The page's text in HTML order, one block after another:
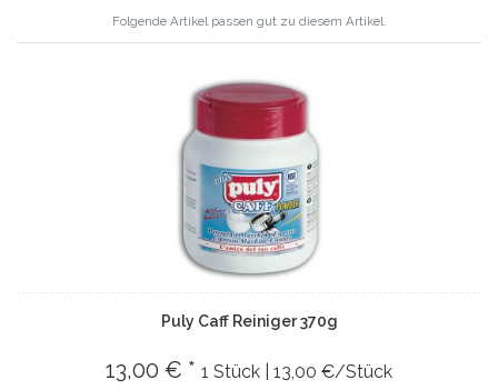
Folgende Artikel passen gut zu diesem Artikel.
Puly Caff Reiniger 370g
13,00 € * 1 Stück | 13,00 €/Stück